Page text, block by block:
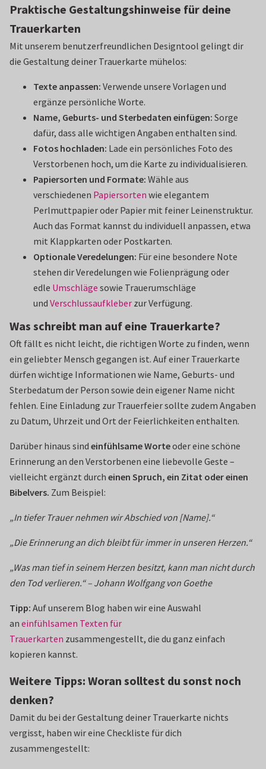
Praktische Gestaltungshinweise für deine
Trauerkarten
Mit unserem benutzerfreundlichen Designtool gelingt dir
die Gestaltung deiner Trauerkarte mühelos:
Texte anpassen: Verwende unsere Vorlagen und
ergänze persönliche Worte.
Name, Geburts- und Sterbedaten einfügen: Sorge
dafür, dass alle wichtigen Angaben enthalten sind.
Fotos hochladen: Lade ein persönliches Foto des
Verstorbenen hoch, um die Karte zu individualisieren.
Papiersorten und Formate: Wähle aus
verschiedenen Papiersorten wie elegantem
Perlmuttpapier oder Papier mit feiner Leinenstruktur.
Auch das Format kannst du individuell anpassen, etwa
mit Klappkarten oder Postkarten.
Optionale Veredelungen: Für eine besondere Note
stehen dir Veredelungen wie Folienprägung oder
edle Umschläge sowie Trauerumschläge
und Verschlussaufkleber zur Verfügung.
Was schreibt man auf eine Trauerkarte?
Oft fällt es nicht leicht, die richtigen Worte zu finden, wenn
ein geliebter Mensch gegangen ist. Auf einer Trauerkarte
dürfen wichtige Informationen wie Name, Geburts- und
Sterbedatum der Person sowie dein eigener Name nicht
fehlen. Eine Einladung zur Trauerfeier sollte zudem Angaben
zu Datum, Uhrzeit und Ort der Feierlichkeiten enthalten.
Darüber hinaus sind einfühlsame Worteoder eine schöne
Erinnerung an den Verstorbenen eine liebevolle Geste –
vielleicht ergänzt durch einen Spruch, ein Zitat oder einen
Bibelvers. Zum Beispiel:
„In tiefer Trauer nehmen wir Abschied von [Name].“
„Die Erinnerung an dich bleibt für immer in unseren Herzen.“
„Was man tief in seinem Herzen besitzt, kann man nicht durch
den Tod verlieren.“ – Johann Wolfgang von Goethe
Tipp: Auf unserem Blog haben wir eine Auswahl
an einfühlsamen Texten für
Trauerkarten zusammengestellt, die du ganz einfach
kopieren kannst.
Weitere Tipps: Woran solltest du sonst noch
denken?
Damit du bei der Gestaltung deiner Trauerkarte nichts
vergisst, haben wir eine Checkliste für dich
zusammengestellt: